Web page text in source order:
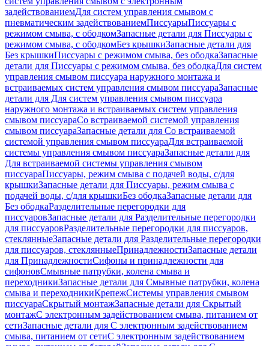
задействованиемДля систем управления смывом с
пневматическим задействованиемПиссуарыПиссуары с
режимом смыва, с ободкомЗапасные детали для Писсуары с
режимом смыва, с ободкомБез крышкиЗапасные детали для
Без крышкиПиссуары с режимом смыва, без ободкаЗапасные
детали для Писсуары с режимом смыва, без ободкаДля систем
управления смывом писсуара наружного монтажа и
встраиваемых систем управления смывом писсуараЗапасные
детали для Для систем управления смывом писсуара
наружного монтажа и встраиваемых систем управления
смывом писсуараСо встраиваемой системой управления
смывом писсуараЗапасные детали для Со встраиваемой
системой управления смывом писсуараДля встраиваемой
системы управления смывом писсуараЗапасные детали для
Для встраиваемой системы управления смывом
писсуараПиссуары, режим смыва с подачей воды, с/для
крышкиЗапасные детали для Писсуары, режим смыва с
подачей воды, с/для крышкиБез ободкаЗапасные детали для
Без ободкаРазделительные перегородки для
писсуаровЗапасные детали для Разделительные перегородки
для писсуаровРазделительные перегородки для писсуаров,
стеклянныеЗапасные детали для Разделительные перегородки
для писсуаров, стеклянныеПринадлежностиЗапасные детали
для ПринадлежностиСифоны и принадлежности для
сифоновСмывные патрубки, колена смыва и
переходникиЗапасные детали для Смывные патрубки, колена
смыва и переходникиКрепежСистемы управления смывом
писсуараСкрытый монтажЗапасные детали для Скрытый
монтажС электронным задействованием смыва, питанием от
сетиЗапасные детали для С электронным задействованием
смыва, питанием от сетиС электронным задействованием